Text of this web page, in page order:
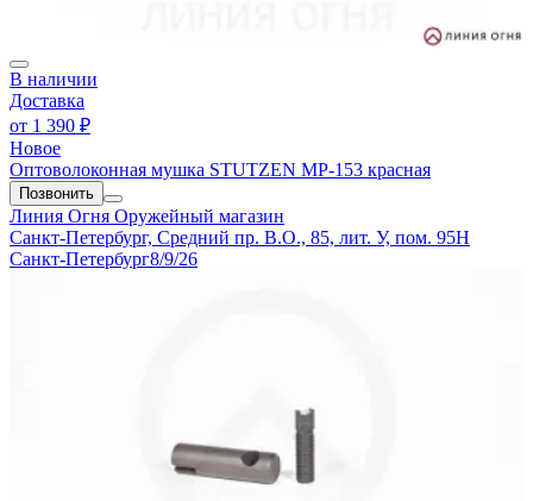
В наличии
Доставка
от 1 390 ₽
Новое
Оптоволоконная мушка STUTZEN МР-153 красная
Позвонить
Линия Огня Оружейный магазин
Санкт-Петербург, Средний пр. В.О., 85, лит. У, пом. 95Н
Санкт-Петербург8/9/26